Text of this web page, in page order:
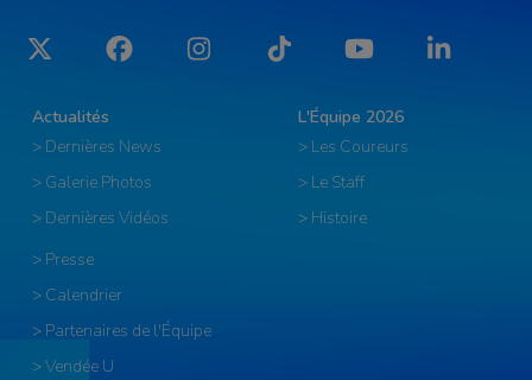
Twitter Facebook Instagram Tiktok YouTube LinkedIn
Actualités
> Dernières News
> Galerie Photos
> Dernières Vidéos
L'Équipe 2026
> Les Coureurs
> Le Staff
> Histoire
> Presse
> Calendrier
> Partenaires de l'Équipe
> Vendée U